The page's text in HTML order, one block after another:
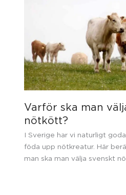
Varför ska man
nötkött?
I Sverige har vi naturligt
föda upp nötkreatur. Här
man ska man välja svenskt